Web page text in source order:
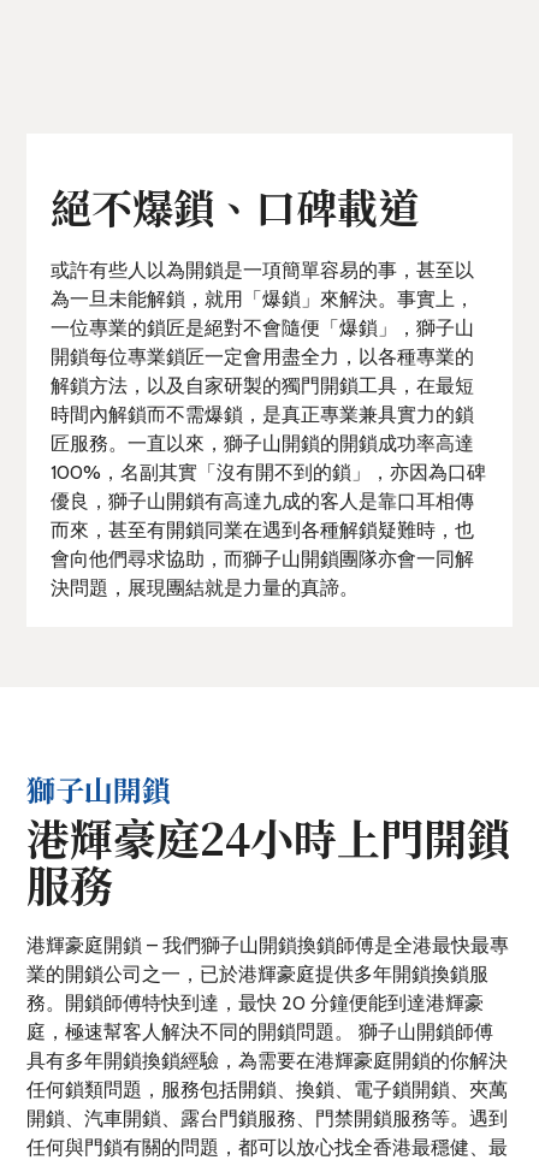
絕不爆鎖、口碑載道
或許有些人以為開鎖是一項簡單容易的事，甚至以
為一旦未能解鎖，就用「爆鎖」來解決。事實上，
一位專業的鎖匠是絕對不會隨便「爆鎖」，獅子山
開鎖每位專業鎖匠一定會用盡全力，以各種專業的
解鎖方法，以及自家研製的獨門開鎖工具，在最短
時間內解鎖而不需爆鎖，是真正專業兼具實力的鎖
匠服務。一直以來，獅子山開鎖的開鎖成功率高達
100%，名副其實「沒有開不到的鎖」，亦因為口碑
優良，獅子山開鎖有高達九成的客人是靠口耳相傳
而來，甚至有開鎖同業在遇到各種解鎖疑難時，也
會向他們尋求協助，而獅子山開鎖團隊亦會一同解
決問題，展現團結就是力量的真諦。
獅子山開鎖
港輝豪庭24小時上門開鎖
服務
港輝豪庭開鎖 – 我們獅子山開鎖換鎖師傅是全港最快最專
業的開鎖公司之一，已於港輝豪庭提供多年開鎖換鎖服
務。開鎖師傅特快到達，最快 20 分鐘便能到達港輝豪
庭，極速幫客人解決不同的開鎖問題。 獅子山開鎖師傅
具有多年開鎖換鎖經驗，為需要在港輝豪庭開鎖的你解決
任何鎖類問題，服務包括開鎖、換鎖、電子鎖開鎖、夾萬
開鎖、汽車開鎖、露台門鎖服務、門禁開鎖服務等。遇到
任何與門鎖有關的問題，都可以放心找全香港最穩健、最